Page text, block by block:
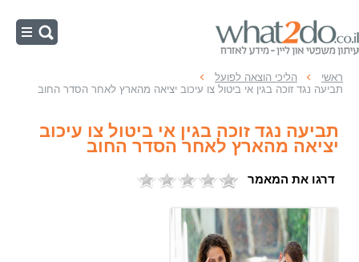
ראשי
הוצאה לפועל - זוכה
הליכי הוצאה לפועל
כינוס נכסים
ראשי
הליכי הוצאה לפועל
תביעה נגד זוכה בגין אי ביטול צו עיכוב יציאה מהארץ לאחר הסדר החוב
תביעה נגד זוכה בגין אי ביטול צו עיכוב
יציאה מהארץ לאחר הסדר החוב
דרגו את המאמר